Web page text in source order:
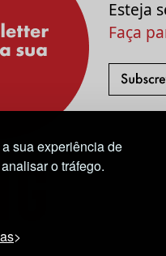
sua experiência de
o tráfego.
Esteja
Faça